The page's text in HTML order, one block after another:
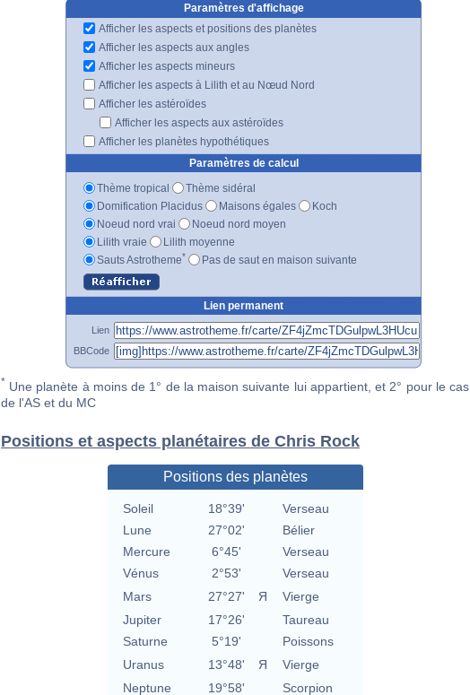
Paramètres d'affichage
Afficher les aspects et positions des planètes
Afficher les aspects aux angles
Afficher les aspects mineurs
Afficher les aspects à Lilith et au Nœud Nord
Afficher les astéroïdes
Afficher les aspects aux astéroïdes
Afficher les planètes hypothétiques
Paramètres de calcul
Thème tropical
Thème sidéral
Domification Placidus
Maisons égales
Koch
Noeud nord vrai
Noeud nord moyen
Lilith vraie
Lilith moyenne
Sauts Astrotheme* Pas de saut en maison suivante
Lien permanent
Lien
BBCode
* Une planète à moins de 1° de la maison suivante lui appartient, et 2° pour le cas
de l'AS et du MC
Positions et aspects planétaires de Chris Rock
Positions des planètes
Soleil 18°39'
Verseau
Lune
27°02'
Bélier
Mercure
6°45'
Verseau
Vénus
2°53'
Verseau
Mars
27°27' Я
Vierge
Jupiter
17°26'
Taureau
Saturne
5°19'
Poissons
Uranus
13°48' Я
Vierge
Neptune
19°58' Scorpion